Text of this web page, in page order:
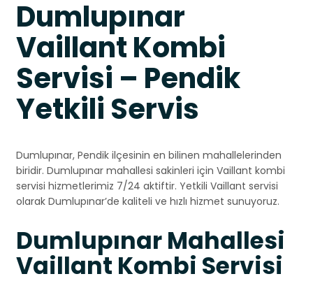
Dumlupınar
Vaillant Kombi
Servisi – Pendik
Yetkili Servis
Dumlupınar, Pendik ilçesinin en bilinen mahallelerinden
biridir. Dumlupınar mahallesi sakinleri için Vaillant kombi
servisi hizmetlerimiz 7/24 aktiftir. Yetkili Vaillant servisi
olarak Dumlupınar’de kaliteli ve hızlı hizmet sunuyoruz.
Dumlupınar Mahallesi
Vaillant Kombi Servisi